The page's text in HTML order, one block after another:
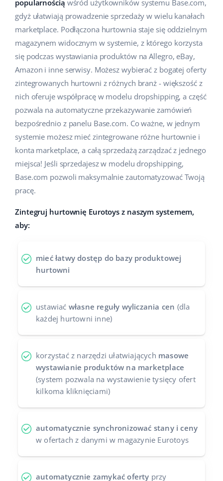
Sprzedaż na marketplace
Automatyzacja procesów
Zarządzanie wysyłką
Automatyzacja cen
AI dla e-commerce
Obsługa klienta
Ekosystem
Super Merchant
Responso
Base Connect
Base Courier
Dom i ogród
Dziecko
Elektronika
Motoryzacja
Supermarket
Zdrowie i uroda
Moda
Pomoc
Akademia
Blog
Usługi
Wdrożenia systemu
Konsultacje i szkolenia
Audyt konta
Konfiguracja konta
Inne
Kalkulator korzyści
Odwiedź nas na:
english (US)
english (GB)
english (IN)
deutsch
Ελληνικά
español (AR)
español (MX)
Français
Italiano
português (BR)
română
中文
popularnością wśród użytkowników systemu Base.com,
gdyż ułatwiają prowadzenie sprzedaży w wielu kanałach
marketplace. Podłączona hurtownia staje się oddzielnym
magazynem widocznym w systemie, z którego korzysta
się podczas wystawiania produktów na Allegro, eBay,
Amazon i inne serwisy. Możesz wybierać z bogatej oferty
zintegrowanych hurtowni z różnych branż - większość z
nich oferuje współpracę w modelu dropshipping, a część
pozwala na automatyczne przekazywanie zamówień
bezpośrednio z panelu Base.com. Co ważne, w jednym
systemie możesz mieć zintegrowane różne hurtownie i
konta marketplace, a całą sprzedażą zarządzać z jednego
miejsca! Jeśli sprzedajesz w modelu dropshipping,
Base.com pozwoli maksymalnie zautomatyzować Twoją
pracę.
Zintegruj hurtownię Eurotoys z naszym systemem,
aby:
mieć łatwy dostęp do bazy produktowej
hurtowni
ustawiać własne reguły wyliczania cen (dla
każdej hurtowni inne)
korzystać z narzędzi ułatwiających masowe
wystawianie produktów na marketplace
(system pozwala na wystawienie tysięcy ofert
kilkoma kliknięciami)
automatycznie synchronizować stany i ceny
w ofertach z danymi w magazynie Eurotoys
automatycznie zamykać oferty przy